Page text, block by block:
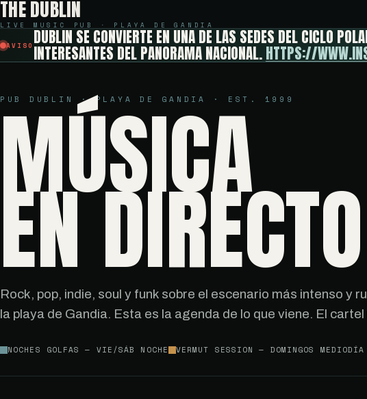
THE DUBLIN
LIVE MUSIC PUB · PLAYA DE GANDIA
AVISO DUBLIN SE CONVIERTE EN UNA DE LAS SEDES DEL CICLO
INTERESANTES DEL PANORAMA NACIONAL.HTTPS://
PUB DUBLIN · PLAYA DE GANDIA · EST. 1999
MÚSICA
EN DIRECTO
Rock, pop, indie, soul y funk sobre el escenario más intenso y
la playa de Gandia. Esta es la agenda de lo que viene. El cartel
NOCHES GOLFAS — VIE/SÁB NOCHE VERMUT SESSION — DOMINGOS MEDIODÍA